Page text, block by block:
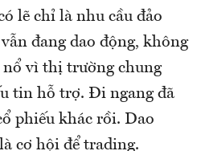
lẽ chỉ là nhu cầu đảo
đang dao động, không
nổ vì thị trường chung
tin hỗ trợ. Đi ngang đã
phiếu khác rồi. Dao
cơ hội để trading.